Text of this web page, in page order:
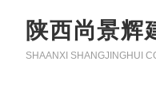
陕西尚景辉
SHAANXI SHANGJINGHUI